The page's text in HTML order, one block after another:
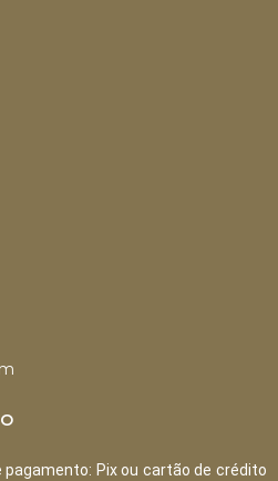
Pix ou cartão de crédito